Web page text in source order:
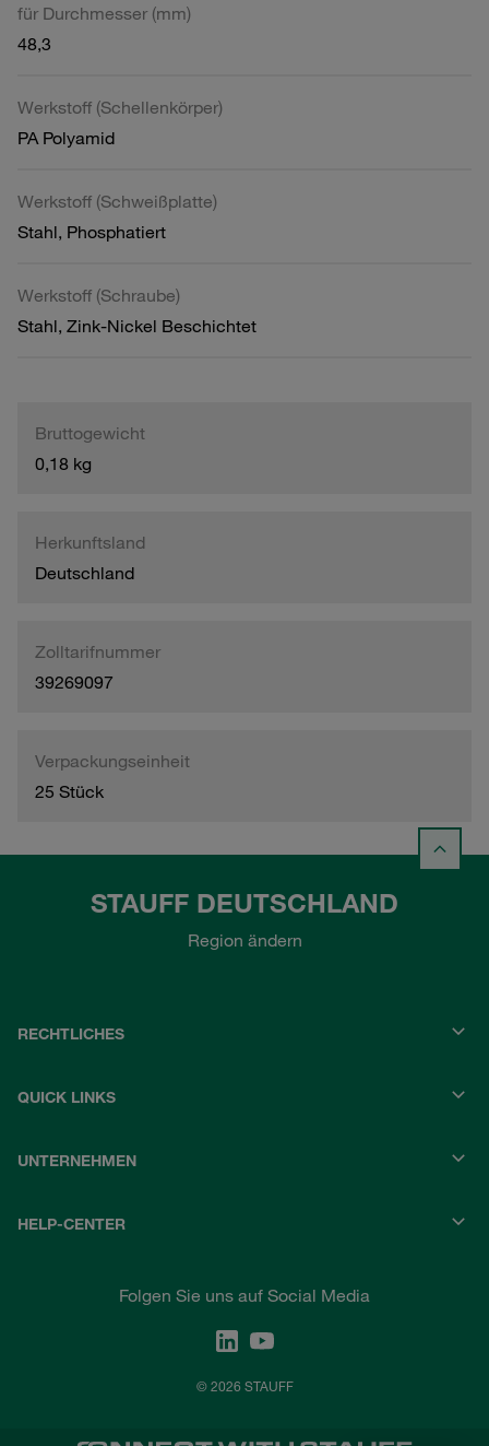
für Durchmesser (mm)
48,3
Werkstoff (Schellenkörper)
PA Polyamid
Werkstoff (Schweißplatte)
Stahl, Phosphatiert
Werkstoff (Schraube)
Stahl, Zink-Nickel Beschichtet
Bruttogewicht
0,18 kg
Herkunftsland
Deutschland
Zolltarifnummer
39269097
Verpackungseinheit
25 Stück
STAUFF DEUTSCHLAND
Region ändern
RECHTLICHES
QUICK LINKS
UNTERNEHMEN
HELP-CENTER
Folgen Sie uns auf Social Media
© 2026 STAUFF